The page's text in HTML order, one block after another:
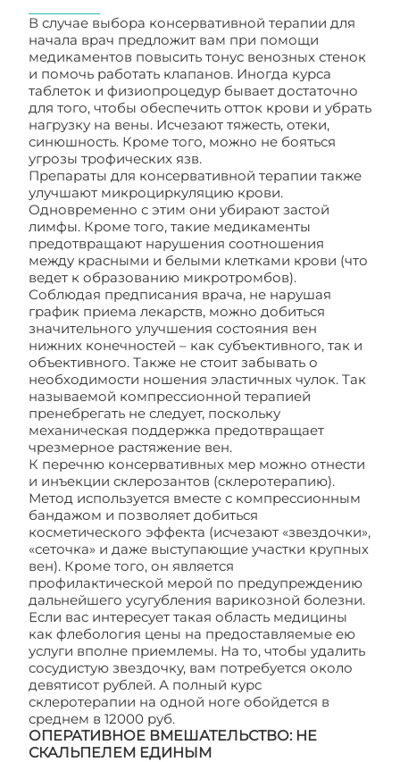
В случае выбора консервативной терапии для
начала врач предложит вам при помощи
медикаментов повысить тонус венозных стенок
и помочь работать клапанов. Иногда курса
таблеток и физиопроцедур бывает достаточно
для того, чтобы обеспечить отток крови и убрать
нагрузку на вены. Исчезают тяжесть, отеки,
синюшность. Кроме того, можно не бояться
угрозы трофических язв.
Препараты для консервативной терапии также
улучшают микроциркуляцию крови.
Одновременно с этим они убирают застой
лимфы. Кроме того, такие медикаменты
предотвращают нарушения соотношения
между красными и белыми клетками крови (что
ведет к образованию микротромбов).
Соблюдая предписания врача, не нарушая
график приема лекарств, можно добиться
значительного улучшения состояния вен
нижних конечностей – как субъективного, так и
объективного. Также не стоит забывать о
необходимости ношения эластичных чулок. Так
называемой компрессионной терапией
пренебрегать не следует, поскольку
механическая поддержка предотвращает
чрезмерное растяжение вен.
К перечню консервативных мер можно отнести
и инъекции склерозантов (склеротерапию).
Метод используется вместе с компрессионным
бандажом и позволяет добиться
косметического эффекта (исчезают «звездочки»,
«сеточка» и даже выступающие участки крупных
вен). Кроме того, он является
профилактической мерой по предупреждению
дальнейшего усугубления варикозной болезни.
Если вас интересует такая область медицины
как флебология цены на предоставляемые ею
услуги вполне приемлемы. На то, чтобы удалить
сосудистую звездочку, вам потребуется около
девятисот рублей. А полный курс
склеротерапии на одной ноге обойдется в
среднем в 12000 руб.
ОПЕРАТИВНОЕ ВМЕШАТЕЛЬСТВО: НЕ
СКАЛЬПЕЛЕМ ЕДИНЫМ